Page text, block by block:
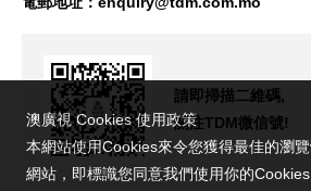
請即掃描二維碼,
關注TDM微信號!
澳廣視 Cookies 使用政策
本網站使用Cookies來令您獲得最佳的瀏
網站，即標識您同意我們使用你的